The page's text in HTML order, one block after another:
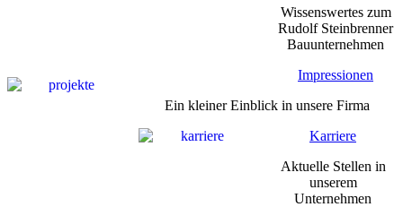
Wissenswertes zum
Rudolf Steinbrenner
Bauunternehmen
Impressionen
Ein kleiner Einblick in unsere Firma
Karriere
Aktuelle Stellen in
unserem
Unternehmen